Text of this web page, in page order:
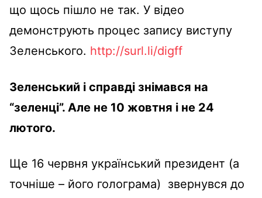
що щось пішло не так. У відео
демонструють процес запису виступу
Зеленського. http://surl.li/digff
Зеленський і справді знімався на
“зеленці”. Але не 10 жовтня і не 24
лютого.
Ще 16 червня український президент (а
точніше – його голограма) звернувся до